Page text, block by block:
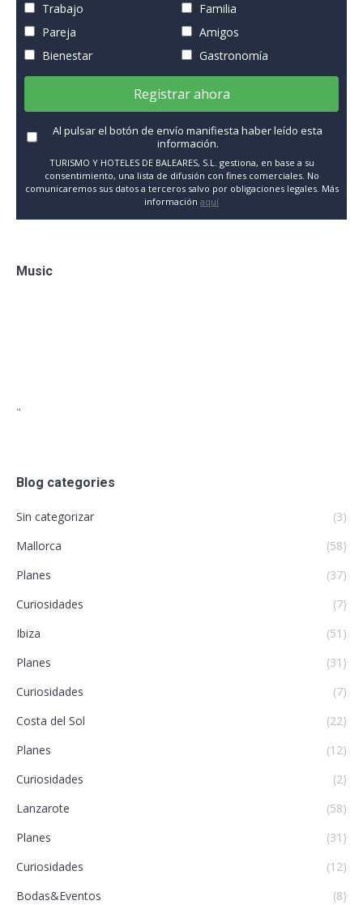
Trabajo
Familia
Pareja
Amigos
Bienestar
Gastronomía
Registrar ahora
Al pulsar el botón de envío manifiesta haber leído esta
información.
TURISMO Y HOTELES DE BALEARES, S.L. gestiona, en base a su
consentimiento, una lista de difusión con fines comerciales. No
comunicaremos sus datos a terceros salvo por obligaciones legales. Más
información aquí
Music
"
Blog categories
Sin categorizar
(3)
Mallorca
(58)
Planes
(37)
Curiosidades
(7)
Ibiza
(51)
Planes
(31)
Curiosidades
(7)
Costa del Sol
(22)
Planes
(12)
Curiosidades
(2)
Lanzarote
(58)
Planes
(31)
Curiosidades
(12)
Bodas&Eventos
(8)